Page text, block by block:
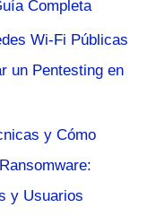
Completa
Wi-Fi Públicas
un Pentesting en
y Cómo
y Usuarios